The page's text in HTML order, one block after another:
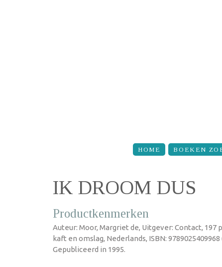
HOME BOEKEN
IK DROOM DUS
Productkenmerken
Auteur: Moor, Margriet de, Uitgever: Contact, 197
kaft en omslag, Nederlands, ISBN: 9789025409968
Gepubliceerd in 1995.